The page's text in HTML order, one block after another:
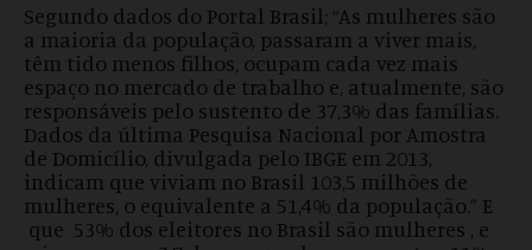
Segundo dados do Portal Brasil; “As mulheres são
a maioria da população, passaram a viver mais,
têm tido menos filhos, ocupam cada vez mais
espaço no mercado de trabalho e, atualmente, são
responsáveis pelo sustento de 37,3% das famílias.
Dados da última Pesquisa Nacional por Amostra
de Domicílio, divulgada pelo IBGE em 2013,
indicam que viviam no Brasil 103,5 milhões de
mulheres, o equivalente a 51,4% da população.” E
que 53% dos eleitores no Brasil são mulheres , e